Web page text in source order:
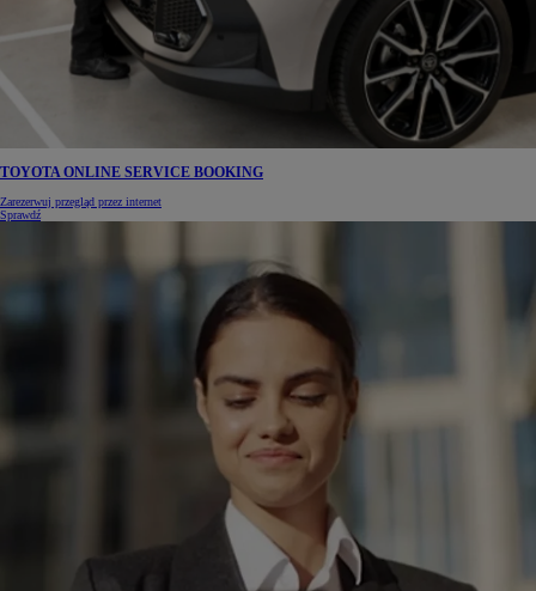
TOYOTA ONLINE SERVICE BOOKING
Zarezerwuj przegląd przez internet
Sprawdź